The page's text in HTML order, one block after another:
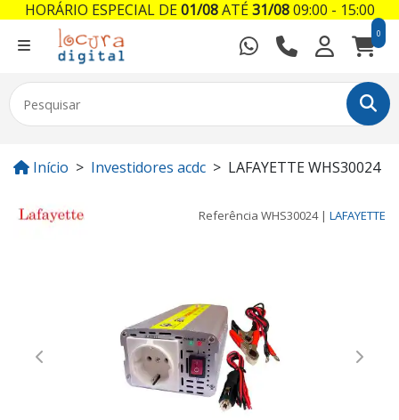
0
Início Investidores acdc LAFAYETTE WHS30024
Referência WHS30024| LAFAYETTE
Previous Next
HORÁRIO ESPECIAL DE01/08ATÉ31/0809:00 - 15:00